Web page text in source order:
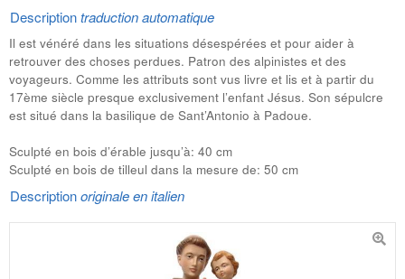
Descriptiontraduction automatique
Il est vénéré dans les situations désespérées et pour aider à
retrouver des choses perdues. Patron des alpinistes et des
voyageurs. Comme les attributs sont vus livre et lis et à partir du
17ème siècle presque exclusivement l’enfant Jésus. Son sépulcre
est situé dans la basilique de Sant’Antonio à Padoue.
Sculpté en bois d’érable jusqu’à: 40 cm
Sculpté en bois de tilleul dans la mesure de: 50 cm
Descriptionoriginale en italien